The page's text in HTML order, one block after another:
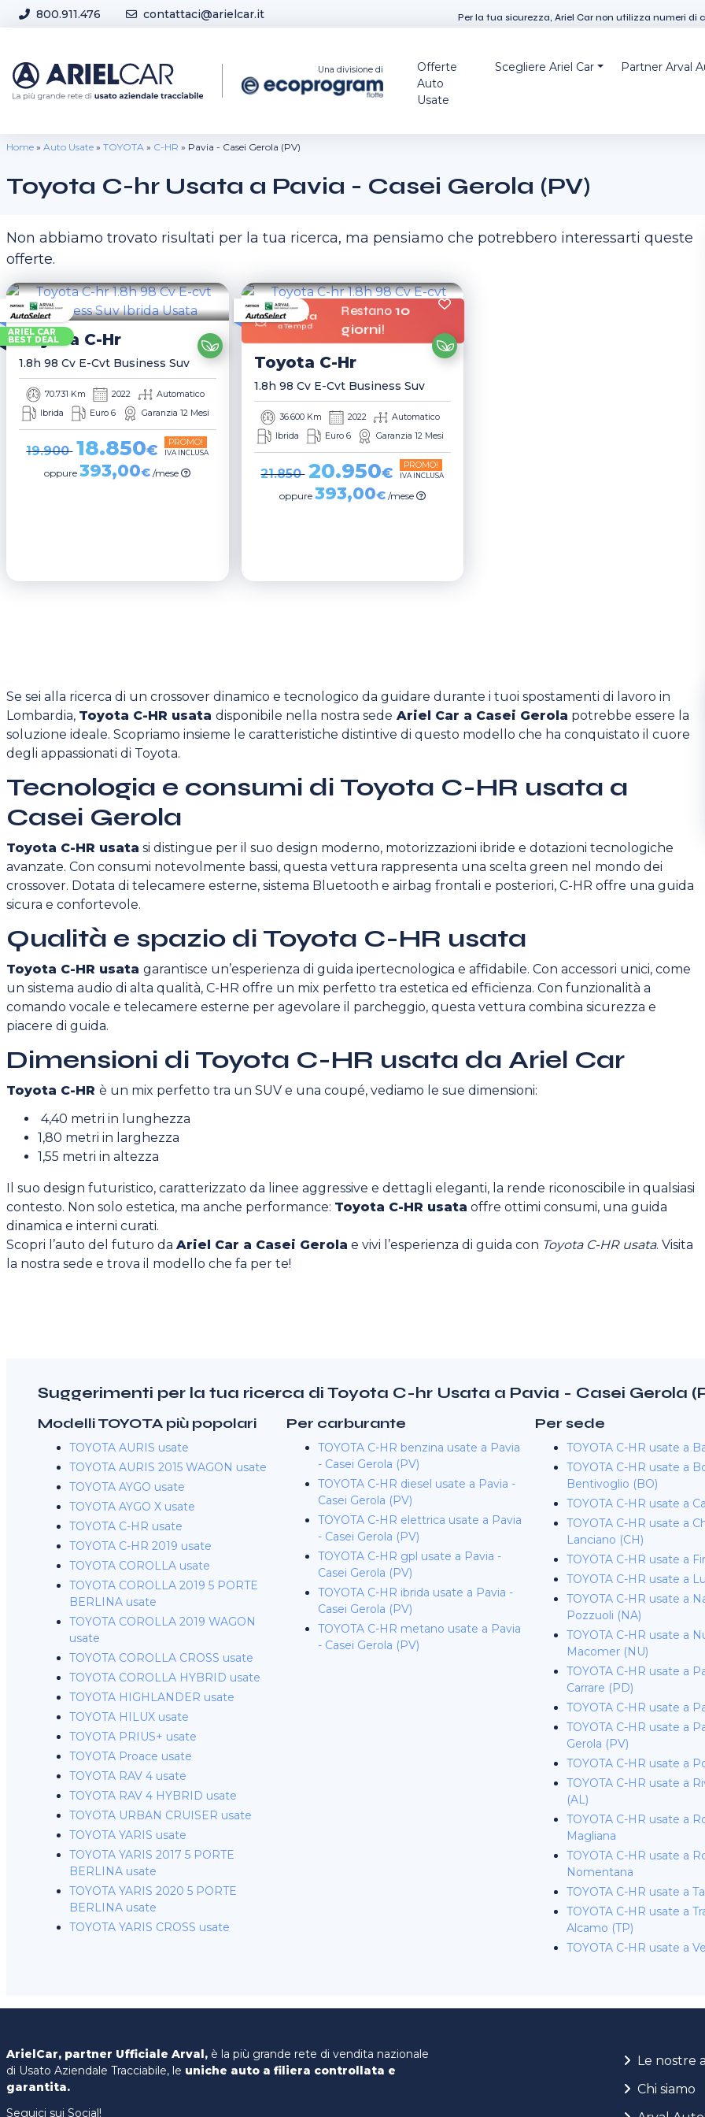
Skip to content
800.911.476
contattaci@arielcar.it
Per la tua sicurezza, Ariel Car non utilizza numeri di
Una divisione di
Offerte
Auto
Usate
Scegliere Ariel Car Partner Arval
Home » Auto Usate » TOYOTA » C-HR » Pavia - Casei Gerola (PV)
Toyota C-hr Usata a Pavia - Casei Gerola (PV)
Non abbiamo trovato risultati per la tua ricerca, ma pensiamo che potrebbero interessarti queste
offerte.
ARIEL CAR
BEST DEAL
Toyota C-Hr
1.8h 98 Cv E-Cvt Business Suv
70.731 Km 2022
Automatico
Ibrida
Euro 6 Garanzia 12 Mesi
19.900 18.850€ PROMO!
IVA INCLUSA
oppure393,00€ /mese
Offerta
a Tempo!
Restano10
giorni!
Toyota C-Hr
1.8h 98 Cv E-Cvt Business Suv
36.600 Km 2022
Automatico
Ibrida
Euro 6 Garanzia 12 Mesi
21.850 20.950€ PROMO!
IVA INCLUSA
oppure 393,00€ /mese
Se sei alla ricerca di un crossover dinamico e tecnologico da guidare durante i tuoi spostamenti di lavoro in
Lombardia, Toyota C-HR usata disponibile nella nostra sede Ariel Car a Casei Gerola potrebbe essere la
soluzione ideale. Scopriamo insieme le caratteristiche distintive di questo modello che ha conquistato il cuore
degli appassionati di Toyota.
Tecnologia e consumi di Toyota C-HR usata a
Casei Gerola
Toyota C-HR usata si distingue per il suo design moderno, motorizzazioni ibride e dotazioni tecnologiche
avanzate. Con consumi notevolmente bassi, questa vettura rappresenta una scelta green nel mondo dei
crossover. Dotata di telecamere esterne, sistema Bluetooth e airbag frontali e posteriori, C-HR offre una guida
sicura e confortevole.
Qualità e spazio di Toyota C-HR usata
Toyota C-HR usata garantisce un’esperienza di guida ipertecnologica e affidabile. Con accessori unici, come
un sistema audio di alta qualità, C-HR offre un mix perfetto tra estetica ed efficienza. Con funzionalità a
comando vocale e telecamere esterne per agevolare il parcheggio, questa vettura combina sicurezza e
piacere di guida.
Dimensioni di Toyota C-HR usata da Ariel Car
Toyota C-HR è un mix perfetto tra un SUV e una coupé, vediamo le sue dimensioni:
4,40 metri in lunghezza
1,80 metri in larghezza
1,55 metri in altezza
Il suo design futuristico, caratterizzato da linee aggressive e dettagli eleganti, la rende riconoscibile in qualsiasi
contesto. Non solo estetica, ma anche performance: Toyota C-HR usata offre ottimi consumi, una guida
dinamica e interni curati.
Scopri l’auto del futuro da Ariel Car a Casei Gerola e vivi l’esperienza di guida con Toyota C-HR usata. Visita
la nostra sede e trova il modello che fa per te!
Suggerimenti per la tua ricerca di Toyota C-hr Usata a Pavia - Casei Gerola
Modelli TOYOTA più popolari
TOYOTA AURIS usate
TOYOTA AURIS 2015 WAGON usate
TOYOTA AYGO usate
TOYOTA AYGO X usate
TOYOTA C-HR usate
TOYOTA C-HR 2019 usate
TOYOTA COROLLA usate
TOYOTA COROLLA 2019 5 PORTE
BERLINA usate
TOYOTA COROLLA 2019 WAGON
usate
TOYOTA COROLLA CROSS usate
TOYOTA COROLLA HYBRID usate
TOYOTA HIGHLANDER usate
TOYOTA HILUX usate
TOYOTA PRIUS+ usate
TOYOTA Proace usate
TOYOTA RAV 4 usate
TOYOTA RAV 4 HYBRID usate
TOYOTA URBAN CRUISER usate
TOYOTA YARIS usate
TOYOTA YARIS 2017 5 PORTE
BERLINA usate
TOYOTA YARIS 2020 5 PORTE
BERLINA usate
TOYOTA YARIS CROSS usate
Per carburante
TOYOTA C-HR benzina usate a Pavia
- Casei Gerola (PV)
TOYOTA C-HR diesel usate a Pavia -
Casei Gerola (PV)
TOYOTA C-HR elettrica usate a Pavia
- Casei Gerola (PV)
TOYOTA C-HR gpl usate a Pavia -
Casei Gerola (PV)
TOYOTA C-HR ibrida usate a Pavia -
Casei Gerola (PV)
TOYOTA C-HR metano usate a Pavia
- Casei Gerola (PV)
Per sede
TOYOTA C-HR usate a
TOYOTA C-HR usate a
Bentivoglio (BO)
TOYOTA C-HR usate a
TOYOTA C-HR usate a
Lanciano (CH)
TOYOTA C-HR usate a
TOYOTA C-HR usate a
TOYOTA C-HR usate a
Pozzuoli (NA)
TOYOTA C-HR usate a
Macomer (NU)
TOYOTA C-HR usate a
Carrare (PD)
TOYOTA C-HR usate a
TOYOTA C-HR usate a
Gerola (PV)
TOYOTA C-HR usate a
TOYOTA C-HR usate a
(AL)
TOYOTA C-HR usate a
Magliana
TOYOTA C-HR usate a
Nomentana
TOYOTA C-HR usate a
TOYOTA C-HR usate a
Alcamo (TP)
TOYOTA C-HR usate a
ArielCar, partner Ufficiale Arval, è la più grande rete di vendita nazionale
di Usato Aziendale Tracciabile, le uniche auto a filiera controllata e
garantita.
Seguici sui Social!
Le nostre
Chi siamo